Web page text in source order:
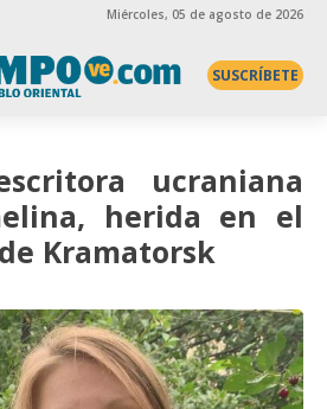
Miércoles, 05 de agosto de 2026
SUSCRÍBETE
ucraniana
herida en el
Kramatorsk